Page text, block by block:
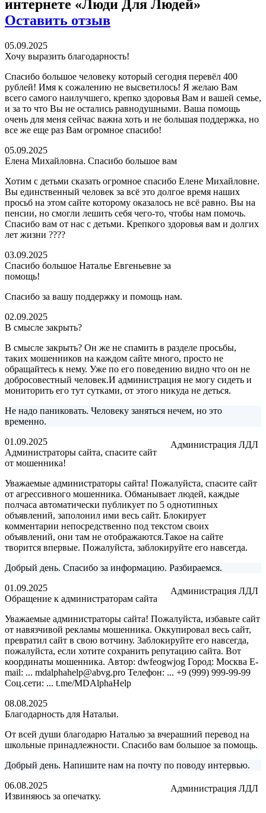
интернете «Люди Для Людей»
Оставить отзыв
05.09.2025
Хочу выразить благодарность!
Спасибо большое человеку который сегодня перевёл 400
рублей! Имя к сожалению не высветилось! Я желаю Вам
всего самого наилучшего, крепко здоровья Вам и вашей семье,
и за то что Вы не остались равнодушными. Ваша помощь
очень для меня сейчас важна хоть и не большая поддержка, но
все же еще раз Вам огромное спасибо!
05.09.2025
Елена Михайловна. Спасибо большое вам
Хотим с детьми сказать огромное спасибо Елене Михайловне.
Вы единственный человек за всё это долгое время наших
просьб на этом сайте которому оказалось не всё равно. Вы на
пенсии, но смогли лешить себя чего-то, чтобы нам помочь.
Спасибо вам от нас с детьми. Крепкого здоровья вам и долгих
лет жизни ????
03.09.2025
Спасибо большое Наталье Евгеньевне за
помощь!
Спасибо за вашу поддержку и помощь нам.
02.09.2025
В смысле закрыть?
В смысле закрыть? Он же не спамить в разделе просьбы,
таких мошенников на каждом сайте много, просто не
обращайтесь к нему. Уже по его поведению видно что он не
добросовестный человек.И администрация не могу сидеть и
мониторить его тут сутками, от этого никуда не деться.
Не надо паниковать. Человеку заняться нечем, но это
временно.
Администрация ЛДЛ
01.09.2025
Администраторы сайта, спасите сайт
от мошенника!
Уважаемые администраторы сайта! Пожалуйста, спасите сайт
от агрессивного мошенника. Обманывает людей, каждые
полчаса автоматически публикует по 5 однотипных
объявлений, заполонил ими весь сайт. Блокирует
комментарии непосредственно под текстом своих
объявлений, они там не отображаются.Такое на сайте
творится впервые. Пожалуйста, заблокируйте его навсегда.
Добрый день. Спасибо за информацию. Разбираемся.
Администрация ЛДЛ
01.09.2025
Обращение к администраторам сайта
Уважаемые администраторы сайта! Пожалуйста, избавьте сайт
от навязчивой рекламы мошенника. Оккупировал весь сайт,
превратил сайт в свою вотчину. Заблокируйте его навсегда,
пожалуйста, если хотите сохранить репутацию сайта. Вот
координаты мошенника. Автор: dwfeogwjog Город: Москва E-
mail: ... mdalphahelp@abvg.pro Телефон: ... +9 (999) 999-99-99
Соц.сети: ... t.me/MDAlphaHelp
08.08.2025
Благодарность для Натальи.
От всей души благодарю Наталью за вчерашний перевод на
школьные принадлежности. Спасибо вам большое за помощь.
Добрый день. Напишите нам на почту по поводу интервью.
Администрация ЛДЛ
06.08.2025
Извиняюсь за опечатку.